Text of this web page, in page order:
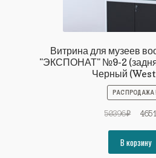
Витрина для музеев
"ЭКСПОНАТ" №9-2
Черный
РАСПРОДАЖА!
50396₽
В корзину